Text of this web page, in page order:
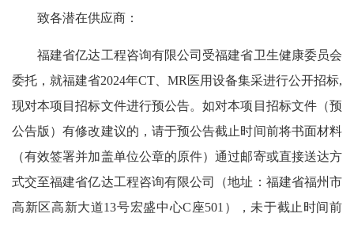
致各潜在供应商：
福建省亿达工程咨询有限公司受福建省卫生健康委员会
委托，就福建省2024年CT、MR医用设备集采进行公开招标,
现对本项目招标文件进行预公告。如对本项目招标文件（预
公告版）有修改建议的，请于预公告截止时间前将书面材料
（有效签署并加盖单位公章的原件）通过邮寄或直接送达方
式交至福建省亿达工程咨询有限公司（地址：福建省福州市
高新区高新大道13号宏盛中心C座501），未于截止时间前